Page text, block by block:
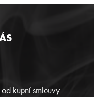
kupní smlouvy